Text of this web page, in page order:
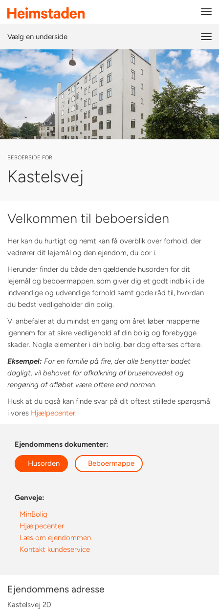
Vælg en underside
BEBOERSIDE FOR
Kastelsvej
Velkommen til beboersiden
Her kan du hurtigt og nemt kan få overblik over forhold, der
vedrører dit lejemål og den ejendom, du bor i.
Herunder finder du både den gældende husorden for dit
lejemål og beboermappen, som giver dig et godt indblik i de
indvendige og udvendige forhold samt gode råd til, hvordan
du bedst vedligeholder din bolig.
Vi anbefaler at du mindst en gang om året løber mapperne
igennem for at sikre vedligehold af din bolig og forebygge
skader. Nogle elementer i din bolig, bør dog efterses oftere.
Eksempel: For en familie på fire, der alle benytter badet
dagligt, vil behovet for afkalkning af brusehovedet og
rengøring af afløbet være oftere end normen.
Husk at du også kan finde svar på dit oftest stillede spørgsmål
i vores Hjælpecenter.
Ejendommens dokumenter:
Husorden Beboermappe
Genveje:
MinBolig
Hjælpecenter
Læs om ejendommen
Kontakt kundeservice
Ejendommens adresse
Kastelsvej 20